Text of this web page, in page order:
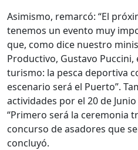
Asimismo, remarcó: “El
tenemos un evento muy
que, como dice nuestro
Productivo, Gustavo
turismo: la pesca deportiva
escenario será el Puerto”.
actividades por el 20 de
“Primero será la ceremonia
concurso de asadores que
concluyó.